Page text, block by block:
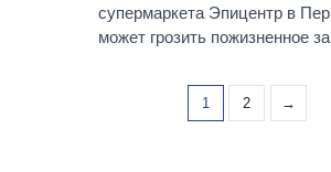
супермаркета Эпицентр в
может грозить пожизненное
1 2 →